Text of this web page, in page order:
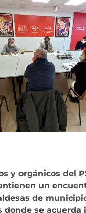
y orgánicos del
un
de
se acuerda